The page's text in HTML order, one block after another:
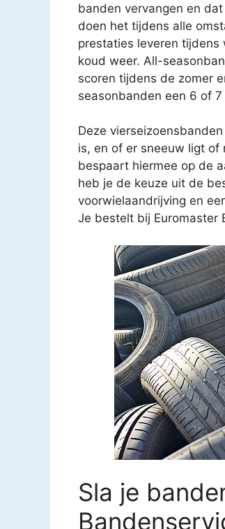
banden vervangen en
doen het tijdens alle
prestaties leveren
koud weer. All-
scoren tijdens de zomer
seasonbanden een 6 of
Deze
is, en of er sneeuw ligt
bespaart hiermee op de
heb je de keuze uit de
voorwielaandrijving en
Je bestelt bij Euromaster
Sla je